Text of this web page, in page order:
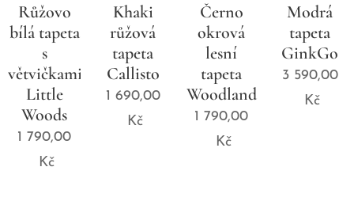
Růžovo
bílá tapeta
s
větvičkami
Little
Woods
1 790,00
Kč
Khaki
růžová
tapeta
Callisto
1 690,00
Kč
Černo
okrová
lesní
tapeta
Woodland
1 790,00
Kč
Modrá
tapeta
GinkGo
3 590,00
Kč